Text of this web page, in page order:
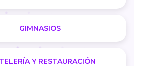
GIMNASIOS
Y RESTAURACIÓN